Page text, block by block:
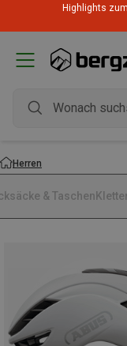
Highlights
Herren
& Taschen